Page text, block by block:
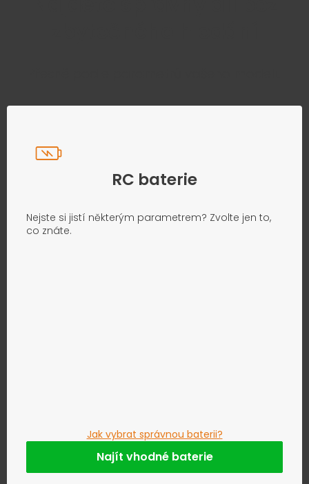
RC baterie
Nejste si jistí některým parametrem? Zvolte jen to,
co znáte.
Jak vybrat správnou baterii?
Najít vhodné baterie